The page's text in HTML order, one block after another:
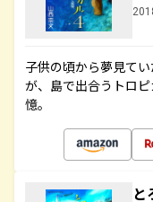
子供の頃から夢見て
が、島で出合うトロ
憶。
と